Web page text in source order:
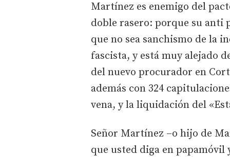
Martínez es enemigo del
doble rasero: porque su anti
que no sea sanchismo de la
fascista, y está muy alejado
del nuevo procurador en
además con 324
vena, y la liquidación del
Señor Martínez –o hijo de
que usted diga en